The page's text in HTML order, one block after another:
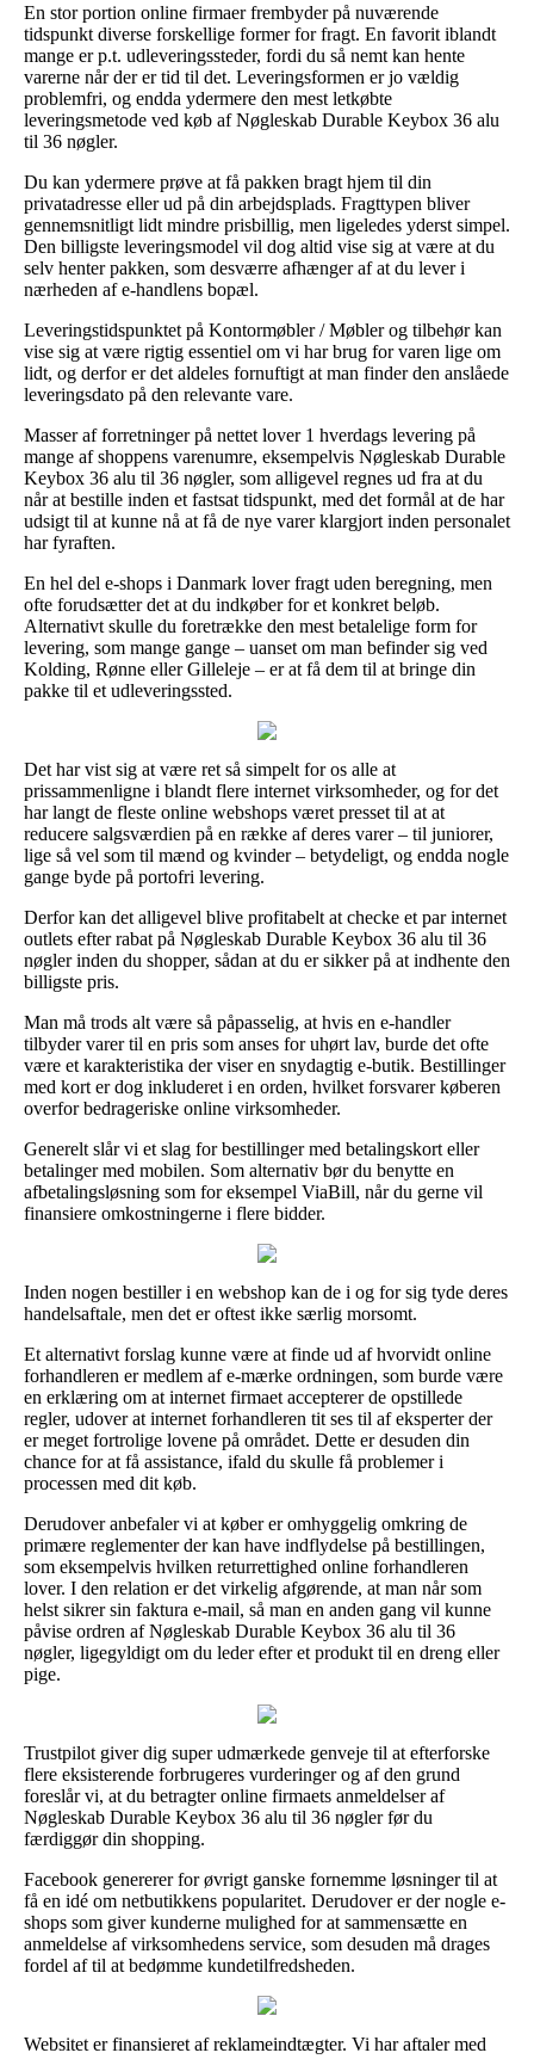
En stor portion online firmaer frembyder på nuværende
tidspunkt diverse forskellige former for fragt. En favorit iblandt
mange er p.t. udleveringssteder, fordi du så nemt kan hente
varerne når der er tid til det. Leveringsformen er jo vældig
problemfri, og endda ydermere den mest letkøbte
leveringsmetode ved køb af Nøgleskab Durable Keybox 36 alu
til 36 nøgler.
Du kan ydermere prøve at få pakken bragt hjem til din
privatadresse eller ud på din arbejdsplads. Fragttypen bliver
gennemsnitligt lidt mindre prisbillig, men ligeledes yderst simpel.
Den billigste leveringsmodel vil dog altid vise sig at være at du
selv henter pakken, som desværre afhænger af at du lever i
nærheden af e-handlens bopæl.
Leveringstidspunktet på Kontormøbler / Møbler og tilbehør kan
vise sig at være rigtig essentiel om vi har brug for varen lige om
lidt, og derfor er det aldeles fornuftigt at man finder den anslåede
leveringsdato på den relevante vare.
Masser af forretninger på nettet lover 1 hverdags levering på
mange af shoppens varenumre, eksempelvis Nøgleskab Durable
Keybox 36 alu til 36 nøgler, som alligevel regnes ud fra at du
når at bestille inden et fastsat tidspunkt, med det formål at de har
udsigt til at kunne nå at få de nye varer klargjort inden personalet
har fyraften.
En hel del e-shops i Danmark lover fragt uden beregning, men
ofte forudsætter det at du indkøber for et konkret beløb.
Alternativt skulle du foretrække den mest betalelige form for
levering, som mange gange – uanset om man befinder sig ved
Kolding, Rønne eller Gilleleje – er at få dem til at bringe din
pakke til et udleveringssted.
Det har vist sig at være ret så simpelt for os alle at
prissammenligne i blandt flere internet virksomheder, og for det
har langt de fleste online webshops været presset til at at
reducere salgsværdien på en række af deres varer – til juniorer,
lige så vel som til mænd og kvinder – betydeligt, og endda nogle
gange byde på portofri levering.
Derfor kan det alligevel blive profitabelt at checke et par internet
outlets efter rabat på Nøgleskab Durable Keybox 36 alu til 36
nøgler inden du shopper, sådan at du er sikker på at indhente den
billigste pris.
Man må trods alt være så påpasselig, at hvis en e-handler
tilbyder varer til en pris som anses for uhørt lav, burde det ofte
være et karakteristika der viser en snydagtig e-butik. Bestillinger
med kort er dog inkluderet i en orden, hvilket forsvarer køberen
overfor bedrageriske online virksomheder.
Generelt slår vi et slag for bestillinger med betalingskort eller
betalinger med mobilen. Som alternativ bør du benytte en
afbetalingsløsning som for eksempel ViaBill, når du gerne vil
finansiere omkostningerne i flere bidder.
Inden nogen bestiller i en webshop kan de i og for sig tyde deres
handelsaftale, men det er oftest ikke særlig morsomt.
Et alternativt forslag kunne være at finde ud af hvorvidt online
forhandleren er medlem af e-mærke ordningen, som burde være
en erklæring om at internet firmaet accepterer de opstillede
regler, udover at internet forhandleren tit ses til af eksperter der
er meget fortrolige lovene på området. Dette er desuden din
chance for at få assistance, ifald du skulle få problemer i
processen med dit køb.
Derudover anbefaler vi at køber er omhyggelig omkring de
primære reglementer der kan have indflydelse på bestillingen,
som eksempelvis hvilken returrettighed online forhandleren
lover. I den relation er det virkelig afgørende, at man når som
helst sikrer sin faktura e-mail, så man en anden gang vil kunne
påvise ordren af Nøgleskab Durable Keybox 36 alu til 36
nøgler, ligegyldigt om du leder efter et produkt til en dreng eller
pige.
Trustpilot giver dig super udmærkede genveje til at efterforske
flere eksisterende forbrugeres vurderinger og af den grund
foreslår vi, at du betragter online firmaets anmeldelser af
Nøgleskab Durable Keybox 36 alu til 36 nøgler før du
færdiggør din shopping.
Facebook genererer for øvrigt ganske fornemme løsninger til at
få en idé om netbutikkens popularitet. Derudover er der nogle e-
shops som giver kunderne mulighed for at sammensætte en
anmeldelse af virksomhedens service, som desuden må drages
fordel af til at bedømme kundetilfredsheden.
Websitet er finansieret af reklameindtægter. Vi har aftaler med